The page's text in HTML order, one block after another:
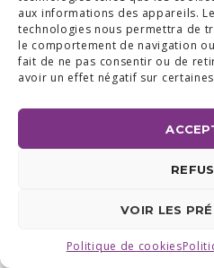
aux informations des appareils.
technologies nous permettra de
le comportement de navigation
fait de ne pas consentir ou de
avoir un effet négatif sur
VOIR LES
Politique de cookies